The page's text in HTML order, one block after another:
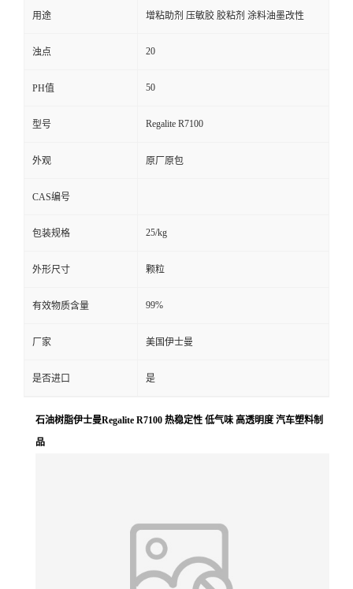
用途 增粘助剂 压敏胶 胶粘剂 涂料油墨改性
浊点 20
PH值 50
型号 Regalite R7100
外观 原厂原包
CAS编号
包装规格 25/kg
外形尺寸 颗粒
有效物质含量 99%
厂家 美国伊士曼
是否进口 是
石油树脂伊士曼Regalite R7100 热稳定性 低气味 高透明度 汽车塑料制
品